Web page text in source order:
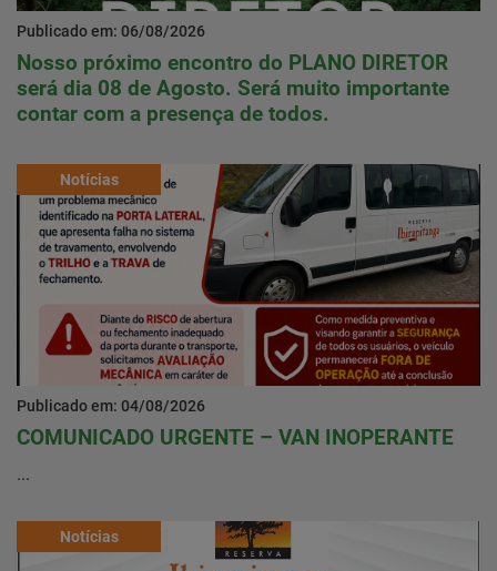
Publicado em: 06/08/2026
Nosso próximo encontro do PLANO DIRETOR
será dia 08 de Agosto. Será muito importante
contar com a presença de todos.
Notícias
Publicado em: 04/08/2026
COMUNICADO URGENTE – VAN INOPERANTE
...
Notícias